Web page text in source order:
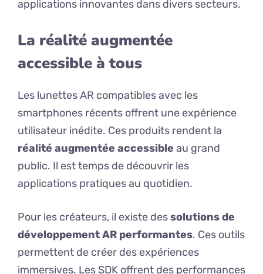
applications innovantes dans divers secteurs.
La réalité augmentée
accessible à tous
Les lunettes AR compatibles avec les
smartphones récents offrent une expérience
utilisateur inédite. Ces produits rendent la
réalité augmentée accessible au grand
public. Il est temps de découvrir les
applications pratiques au quotidien.
Pour les créateurs, il existe dessolutions de
développement AR performantes. Ces outils
permettent de créer des expériences
immersives. Les SDK offrent des performances